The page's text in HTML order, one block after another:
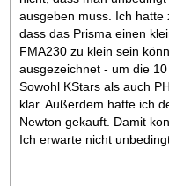
ausgeben muss. Ich hatte
dass das Prisma einen
FMA230 zu klein sein
ausgezeichnet - um die
Sowohl KStars als auch
klar. Außerdem hatte ich
Newton gekauft. Damit
Ich erwarte nicht